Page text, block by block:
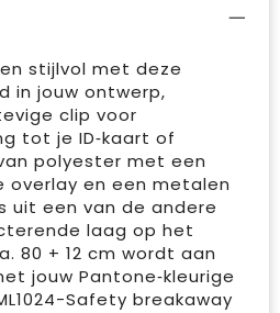
stijlvol met deze
in jouw ontwerp,
clip voor
tot je ID‑kaart of
polyester met een
overlay en een metalen
uit een van de andere
laag op het
80 + 12 cm wordt aan
jouw Pantone‑kleurige
Safety breakaway